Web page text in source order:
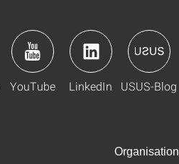
YouTube LinkedIn USUS-Blog
Organisation